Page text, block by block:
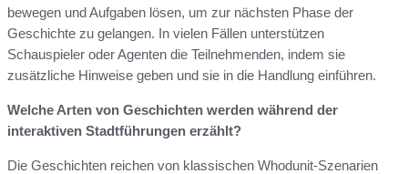
bewegen und Aufgaben lösen, um zur nächsten Phase der
Geschichte zu gelangen. In vielen Fällen unterstützen
Schauspieler oder Agenten die Teilnehmenden, indem sie
zusätzliche Hinweise geben und sie in die Handlung einführen.
Welche Arten von Geschichten werden während der
interaktiven Stadtführungen erzählt?
Die Geschichten reichen von klassischen Whodunit-Szenarien